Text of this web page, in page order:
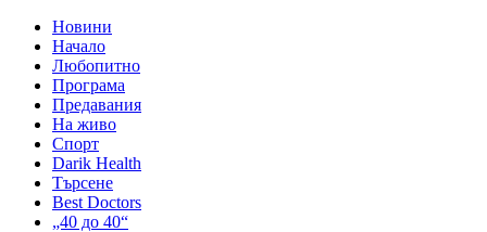
Новини
Начало
Любопитно
Програма
Предавания
На живо
Спорт
Darik Health
Търсене
Best Doctors
„40 до 40“